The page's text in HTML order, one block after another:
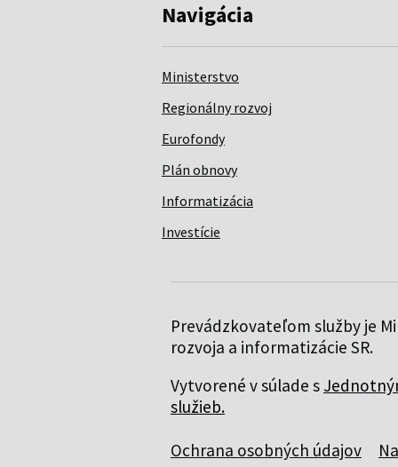
Navigácia
Ministerstvo
Regionálny rozvoj
Eurofondy
Plán obnovy
Informatizácia
Investície
Prevádzkovateľom služby je
rozvoja a informatizácie SR.
Vytvorené v súlade s
služieb.
Ochrana osobných údajov